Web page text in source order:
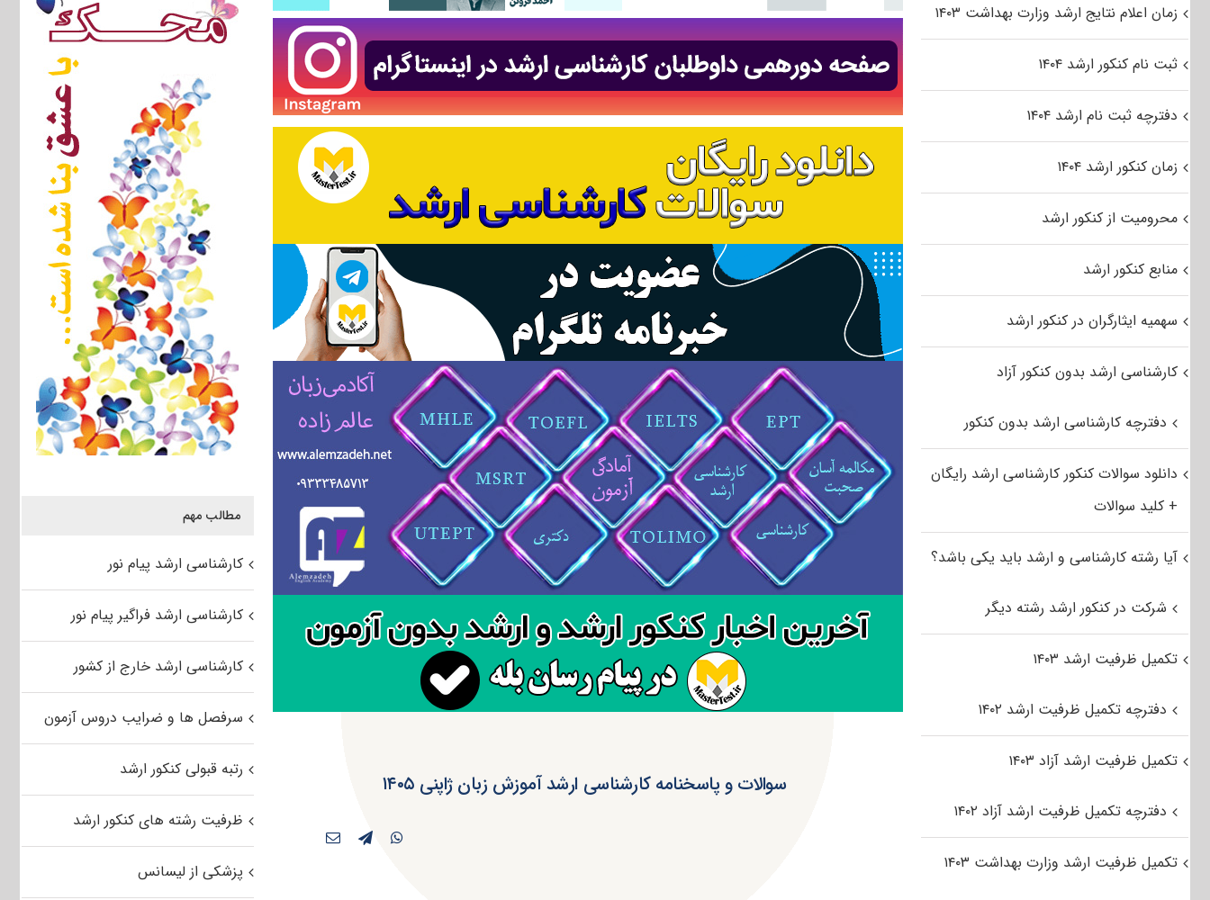
سوالات و پاسخنامه کارشناسی ارشد آموزش زبان ژاپنی ۱۴۰۵
مطالب مهم
کارشناسی ارشد پیام نور
کارشناسی ارشد فراگیر پیام نور
کارشناسی ارشد خارج از کشور
سرفصل ها و ضرایب دروس آزمون
رتبه قبولی کنکور ارشد
ظرفیت رشته های کنکور ارشد
پزشکی از لیسانس
زمان اعلام نتایج ارشد وزارت بهداشت ۱۴۰۳
ثبت نام کنکور ارشد ۱۴۰۴
دفترچه ثبت نام ارشد ۱۴۰۴
زمان کنکور ارشد ۱۴۰۴
محرومیت از کنکور ارشد
منابع کنکور ارشد
سهمیه ایثارگران در کنکور ارشد
کارشناسی ارشد بدون کنکور آزاد
دفترچه کارشناسی ارشد بدون کنکور
دانلود سوالات کنکور کارشناسی ارشد رایگان
+ کلید سوالات
آیا رشته کارشناسی و ارشد باید یکی باشد؟
شرکت در کنکور ارشد رشته دیگر
تکمیل ظرفیت ارشد ۱۴۰۳
دفترچه تکمیل ظرفیت ارشد ۱۴۰۲
تکمیل ظرفیت ارشد آزاد ۱۴۰۳
دفترچه تکمیل ظرفیت ارشد آزاد ۱۴۰۲
تکمیل ظرفیت ارشد وزارت بهداشت ۱۴۰۳